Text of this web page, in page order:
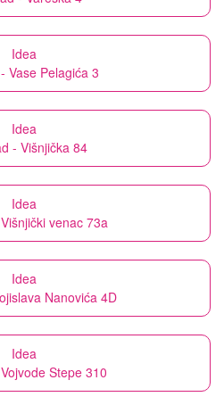
Idea
Vase Pelagića 3
Idea
- Višnjička 84
Idea
venac 73a
Idea
Nanovića 4D
Idea
Stepe 310